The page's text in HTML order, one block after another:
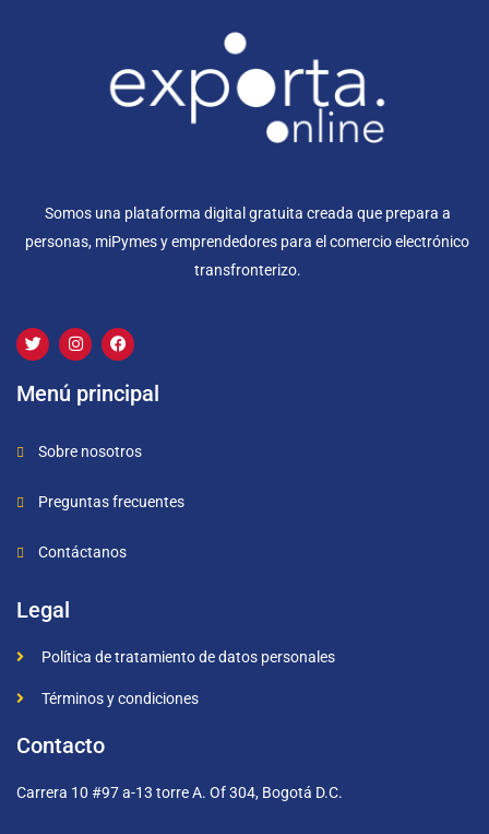
Somos una plataforma digital gratuita creada que prepara a
personas, miPymes y emprendedores para el comercio electrónico
transfronterizo.
Menú principal
Sobre nosotros
Preguntas frecuentes
Contáctanos
Legal
Política de tratamiento de datos personales
Términos y condiciones
Contacto
Carrera 10 #97 a-13 torre A. Of 304, Bogotá D.C.